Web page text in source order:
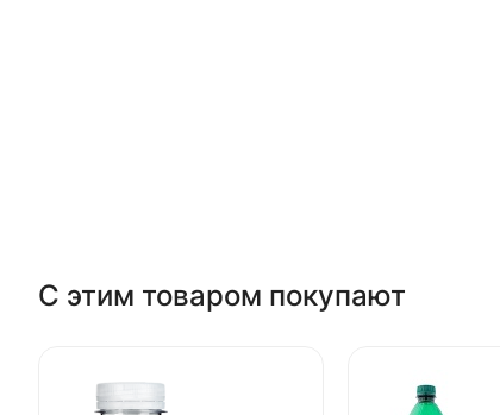
С этим товаром покупают